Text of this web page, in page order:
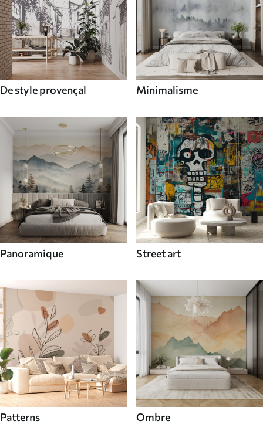
De style provençal Minimalisme
Panoramique Street art
Patterns Ombre